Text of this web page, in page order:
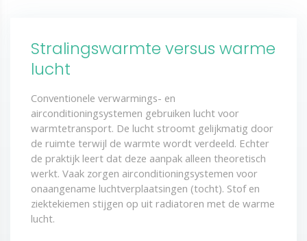
Stralingswarmte versus warme
lucht
Conventionele verwarmings- en
airconditioningsystemen gebruiken lucht voor
warmtetransport. De lucht stroomt gelijkmatig door
de ruimte terwijl de warmte wordt verdeeld. Echter
de praktijk leert dat deze aanpak alleen theoretisch
werkt. Vaak zorgen airconditioningsystemen voor
onaangename luchtverplaatsingen (tocht). Stof en
ziektekiemen stijgen op uit radiatoren met de warme
lucht.